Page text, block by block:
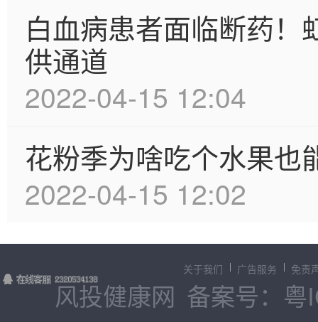
白血病患者面临断药
供通道
2022-04-15 12:04
花粉季为啥吃个水果也
2022-04-15 12:02
关于我们 广告服务 免责
风投健康网 备案号：粤